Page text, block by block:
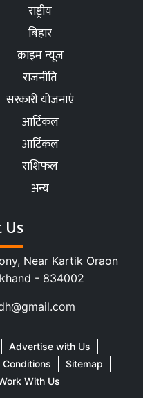
राष्ट्रीय
बिहार
क्राइम न्यूज
राजनीति
सरकारी योजनाएं
आर्टिकल
आर्टिकल
राशिफल
अन्य
Near Kartik Oraon
- 834002
Advertise with Us
Sitemap
With Us